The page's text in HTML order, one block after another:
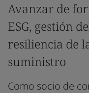
Avanzar de
ESG, gestión
resiliencia de
suministro
Como socio de